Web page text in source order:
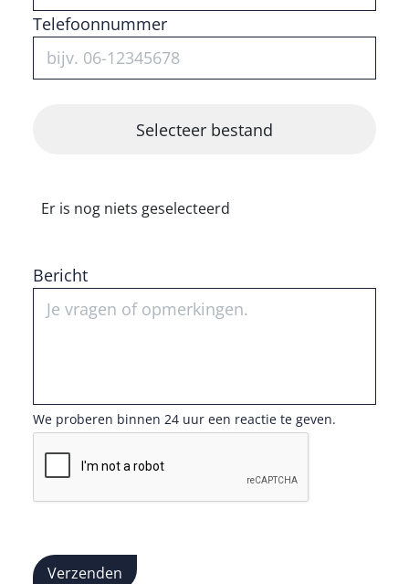
Telefoonnummer
Er is nog niets geselecteerd
Bericht
We proberen binnen 24 uur een reactie te geven.
Verzenden